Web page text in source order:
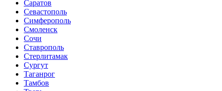
Саратов
Севастополь
Симферополь
Смоленск
Сочи
Ставрополь
Стерлитамак
Сургут
Таганрог
Тамбов